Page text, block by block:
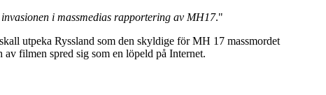
i massmedias rapportering av MH17."
utpeka Ryssland som den skyldige för MH 17 massmordet
filmen spred sig som en löpeld på Internet.